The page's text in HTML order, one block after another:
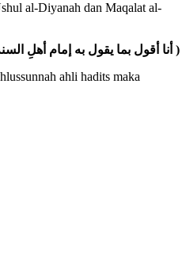
al-Diyanah dan Maqalat al-
( أنا أقول بما يقول به إمام أهلِ
ahli hadits maka